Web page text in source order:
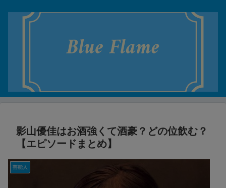
影山優佳はお酒強くて酒豪？どの位飲む？
【エピソードまとめ】
芸能人